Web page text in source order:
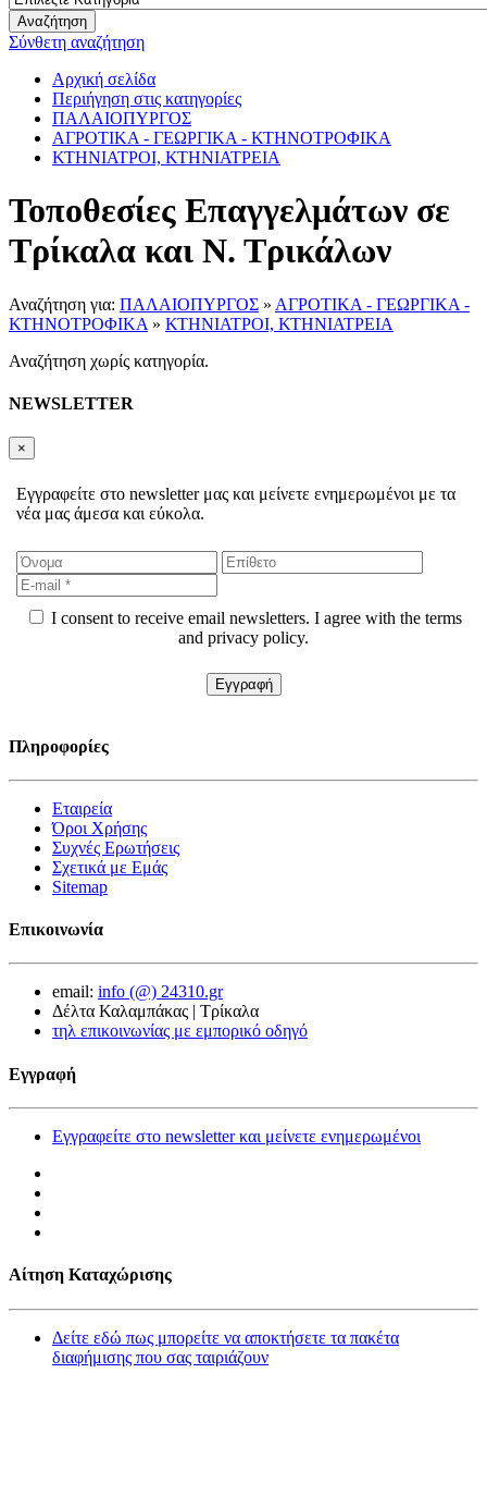
Αναζήτηση
Σύνθετη αναζήτηση
Αρχική σελίδα
Περιήγηση στις κατηγορίες
ΠΑΛΑΙΟΠΥΡΓΟΣ
ΑΓΡΟΤΙΚΑ - ΓΕΩΡΓΙΚΑ - ΚΤΗΝΟΤΡΟΦΙΚΑ
ΚΤΗΝΙΑΤΡΟΙ, ΚΤΗΝΙΑΤΡΕΙΑ
Τοποθεσίες Επαγγελμάτων σε
Τρίκαλα και Ν. Τρικάλων
Αναζήτηση για: ΠΑΛΑΙΟΠΥΡΓΟΣ » ΑΓΡΟΤΙΚΑ - ΓΕΩΡΓΙΚΑ -
ΚΤΗΝΟΤΡΟΦΙΚΑ » ΚΤΗΝΙΑΤΡΟΙ, ΚΤΗΝΙΑΤΡΕΙΑ
Αναζήτηση χωρίς κατηγορία.
NEWSLETTER
×
Εγγραφείτε στο newsletter μας και μείνετε ενημερωμένοι με τα
νέα μας άμεσα και εύκολα.
I consent to receive email newsletters. I agree with the terms
and privacy policy.
Πληροφορίες
Εταιρεία
Όροι Χρήσης
Συχνές Ερωτήσεις
Σχετικά με Εμάς
Sitemap
Επικοινωνία
email: info (@) 24310.gr
Δέλτα Καλαμπάκας | Τρίκαλα
τηλ επικοινωνίας με εμπορικό οδηγό
Εγγραφή
Εγγραφείτε στο newsletter και μείνετε ενημερωμένοι
Αίτηση Καταχώρισης
Δείτε εδώ πως μπορείτε να αποκτήσετε τα πακέτα
διαφήμισης που σας ταιριάζουν